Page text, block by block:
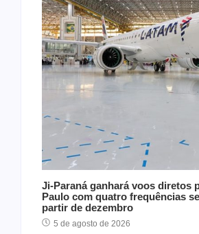
Ji-Paraná ganhará voos diretos
Paulo com quatro frequências
partir de dezembro
5 de agosto de 2026